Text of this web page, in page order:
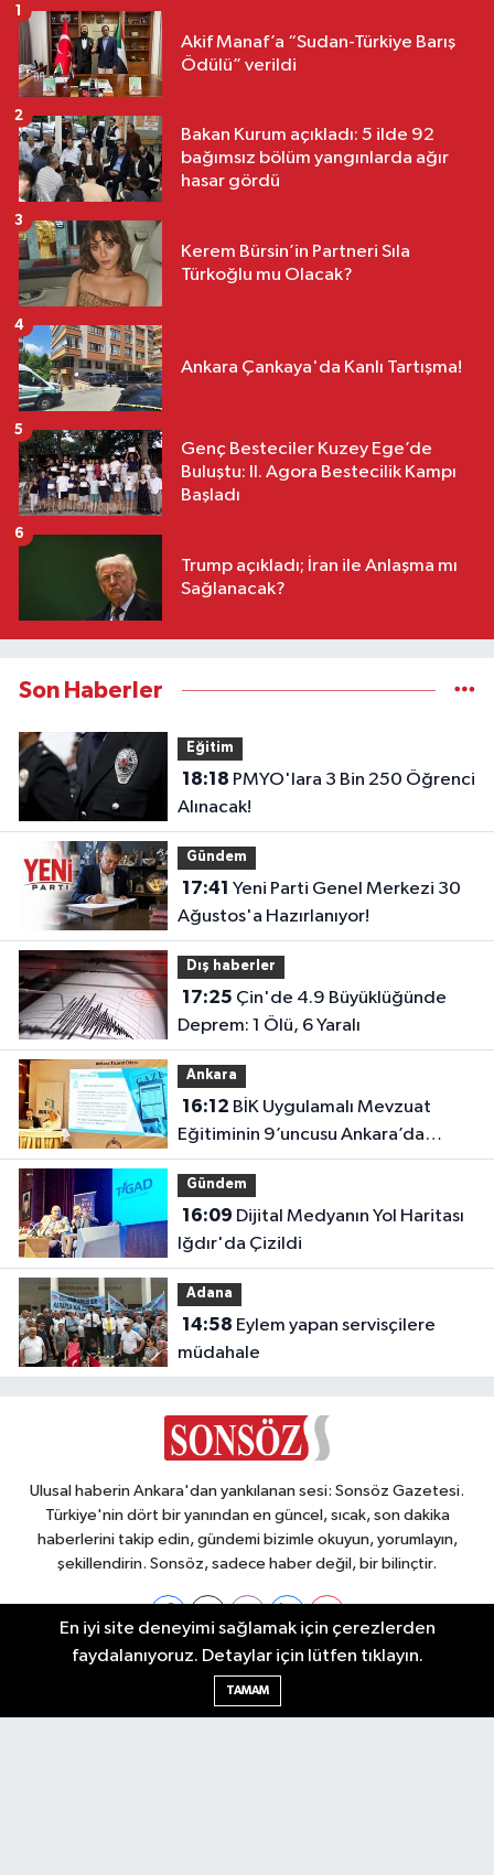
Akif Manaf’a “Sudan-Türkiye Barış
Ödülü” verildi
1
Bakan Kurum açıkladı: 5 ilde 92
bağımsız bölüm yangınlarda ağır
hasar gördü
2
Kerem Bürsin’in Partneri Sıla
Türkoğlu mu Olacak?
3
Ankara Çankaya'da Kanlı Tartışma!
4
Genç Besteciler Kuzey Ege’de
Buluştu: II. Agora Bestecilik Kampı
Başladı
5
Trump açıkladı; İran ile Anlaşma mı
Sağlanacak?
6
Son Haberler
Eğitim
18:18
Alınacak!
Gündem
17:41
Ağustos'a Hazırlanıyor!
Dış haberler
17:25
Deprem: 1 Ölü, 6 Yaralı
Ankara
16:12
Eğitiminin 9’uncusu Ankara’da
yapıldı
Gündem
16:09
Iğdır'da Çizildi
Adana
14:58
müdahale
Ulusal haberin Ankara'dan yankılanan sesi: Sonsöz Gazetesi.
Türkiye'nin dört bir yanından en güncel, sıcak, son dakika
haberlerini takip edin, gündemi bizimle okuyun, yorumlayın,
şekillendirin. Sonsöz, sadece haber değil, bir bilinçtir.
Ankara Nöbetçi Eczaneler
En iyi site deneyimi sağlamak için çerezlerden
faydalanıyoruz. Detaylar için lütfen tıklayın.
TAMAM